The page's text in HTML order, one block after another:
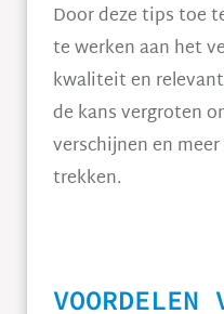
Door deze tips toe
te werken aan het
kwaliteit en
de kans vergroten
verschijnen en
trekken.
VOORDELEN